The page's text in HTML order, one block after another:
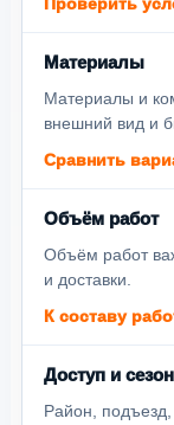
Проверить
Материалы
Материалы и
внешний вид и
Сравнить
Объём работ
Объём работ
и доставки.
К составу
Доступ и сезон
Район,